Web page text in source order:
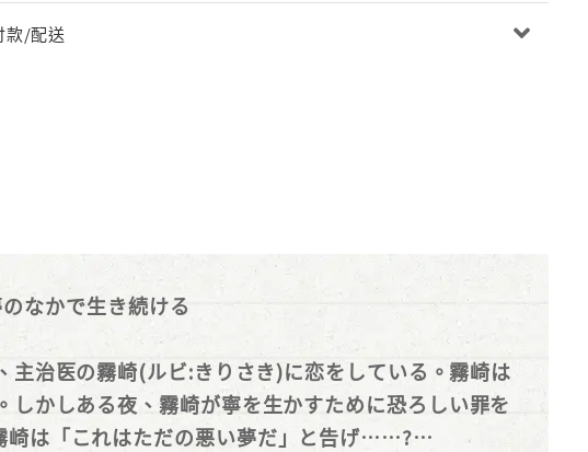
款/配送
なかで生き続ける
治医の霧崎(ルビ:きりさき)に恋をしている。霧崎は
かしある夜、霧崎が寧を生かすために恐ろしい罪を
崎は「これはただの悪い夢だ」と告げ……?